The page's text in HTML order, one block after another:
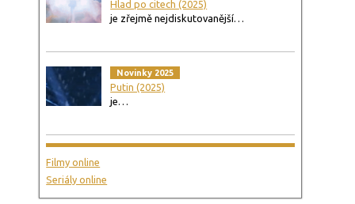
Hlad po citech (2025)
je zřejmě nejdiskutovanější…
Novinky 2025
Putin (2025)
je…
Filmy online
Seriály online